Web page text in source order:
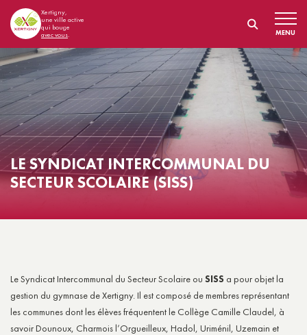
Xertigny,
une ville active
qui bouge
avec vous. MENU
LE SYNDICAT INTERCOMMUNAL DU
SECTEUR SCOLAIRE (SISS)
Le Syndicat Intercommunal du Secteur Scolaire ou SISS a pour objet la
gestion du gymnase de Xertigny. Il est composé de membres représentant
les communes dont les élèves fréquentent le Collège Camille Claudel, à
savoir Dounoux, Charmois l’Orgueilleux, Hadol, Uriménil, Uzemain et